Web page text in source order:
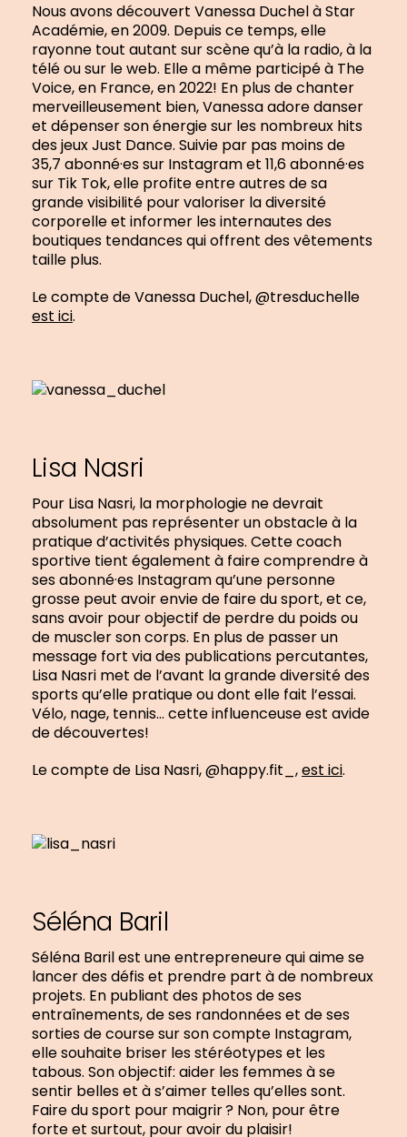
Nous avons découvert Vanessa Duchel à Star
Académie, en 2009. Depuis ce temps, elle
rayonne tout autant sur scène qu’à la radio, à la
télé ou sur le web. Elle a même participé à The
Voice, en France, en 2022! En plus de chanter
merveilleusement bien, Vanessa adore danser
et dépenser son énergie sur les nombreux hits
des jeux Just Dance. Suivie par pas moins de
35,7 abonné·es sur Instagram et 11,6 abonné·es
sur Tik Tok, elle profite entre autres de sa
grande visibilité pour valoriser la diversité
corporelle et informer les internautes des
boutiques tendances qui offrent des vêtements
taille plus.
Le compte de Vanessa Duchel, @tresduchelle
est ici.
Lisa Nasri
Pour Lisa Nasri, la morphologie ne devrait
absolument pas représenter un obstacle à la
pratique d’activités physiques. Cette coach
sportive tient également à faire comprendre à
ses abonné·es Instagram qu’une personne
grosse peut avoir envie de faire du sport, et ce,
sans avoir pour objectif de perdre du poids ou
de muscler son corps. En plus de passer un
message fort via des publications percutantes,
Lisa Nasri met de l’avant la grande diversité des
sports qu’elle pratique ou dont elle fait l’essai.
Vélo, nage, tennis… cette influenceuse est avide
de découvertes!
Le compte de Lisa Nasri, @happy.fit_,est ici.
Séléna Baril
Séléna Baril est une entrepreneure qui aime se
lancer des défis et prendre part à de nombreux
projets. En publiant des photos de ses
entraînements, de ses randonnées et de ses
sorties de course sur son compte Instagram,
elle souhaite briser les stéréotypes et les
tabous. Son objectif: aider les femmes à se
sentir belles et à s’aimer telles qu’elles sont.
Faire du sport pour maigrir ? Non, pour être
forte et surtout, pour avoir du plaisir!